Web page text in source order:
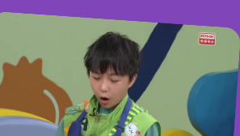
Wheel仔突然被西瓜擊中？！原來是一粒懷
舊的玩具西瓜波。究竟西瓜波是如何製作而
成？這個可愛而獨特的玩具背後有著怎樣有
趣的製作過程？讓Wheel仔為大家揭開箇中